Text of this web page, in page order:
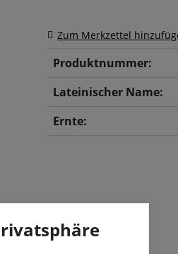
Zum Merkzettel
Produktnummer:
Lateinischer Name:
Ernte: